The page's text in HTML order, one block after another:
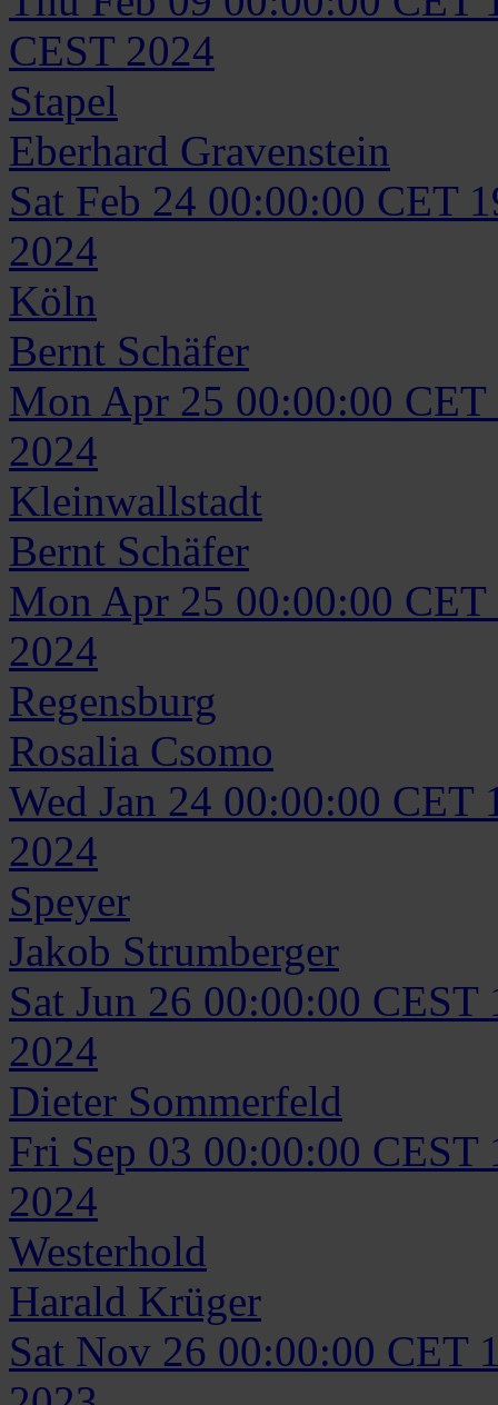
CEST 2024
Stapel
Eberhard Gravenstein
Sat Feb 24 00:00:00 CET
2024
Köln
Bernt Schäfer
Mon Apr 25 00:00:00 CET
2024
Kleinwallstadt
Bernt Schäfer
Mon Apr 25 00:00:00 CET
2024
Regensburg
Rosalia Csomo
Wed Jan 24 00:00:00 CET
2024
Speyer
Jakob Strumberger
Sat Jun 26 00:00:00 CEST
2024
Dieter Sommerfeld
Fri Sep 03 00:00:00 CEST
2024
Westerhold
Harald Krüger
Sat Nov 26 00:00:00 CET